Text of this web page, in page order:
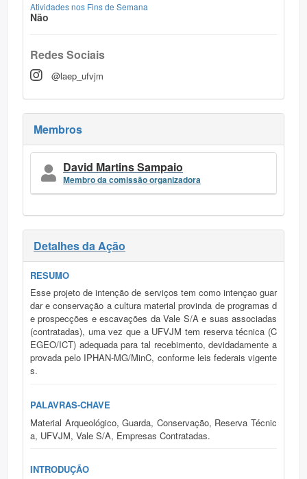
Atividades nos Fins de Semana
Não
Redes Sociais
@laep_ufvjm
Membros
David Martins Sampaio
Membro da comissão organizadora
Detalhes da Ação
RESUMO
Esse projeto de intenção de serviços tem como intençao guar
dar e conservação a cultura material provinda de programas d
e prospecções e escavações da Vale S/A e suas associadas
(contratadas), uma vez que a UFVJM tem reserva técnica (C
EGEO/ICT) adequada para tal recebimento, devidadamente a
provada pelo IPHAN-MG/MinC, conforme leis federais vigente
s.
PALAVRAS-CHAVE
Material Arqueológico, Guarda, Conservação, Reserva Técnic
a, UFVJM, Vale S/A, Empresas Contratadas.
INTRODUÇÃO